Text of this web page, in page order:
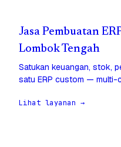
Jasa Pembuatan
Lombok Tengah
Satukan keuangan, stok,
satu ERP custom — multi-
Lihat layanan →